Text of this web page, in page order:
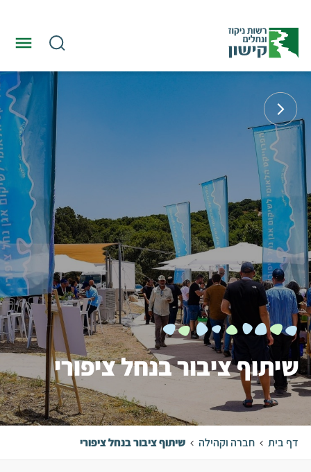
שיתוף ציבור בנחל ציפורי
דף בית חברה וקהילה שיתוף ציבור בנחל ציפורי